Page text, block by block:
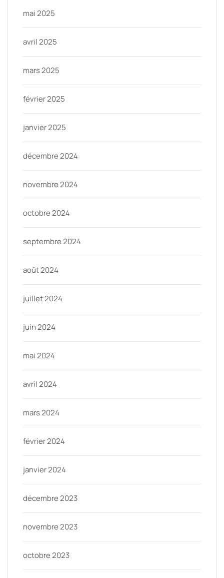
mai 2025
avril 2025
mars 2025
février 2025
janvier 2025
décembre 2024
novembre 2024
octobre 2024
septembre 2024
août 2024
juillet 2024
juin 2024
mai 2024
avril 2024
mars 2024
février 2024
janvier 2024
décembre 2023
novembre 2023
octobre 2023